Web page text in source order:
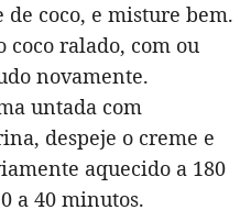
de coco, e misture bem.
coco ralado, com ou
novamente.
untada com
despeje o creme e
aquecido a 180
a 40 minutos.